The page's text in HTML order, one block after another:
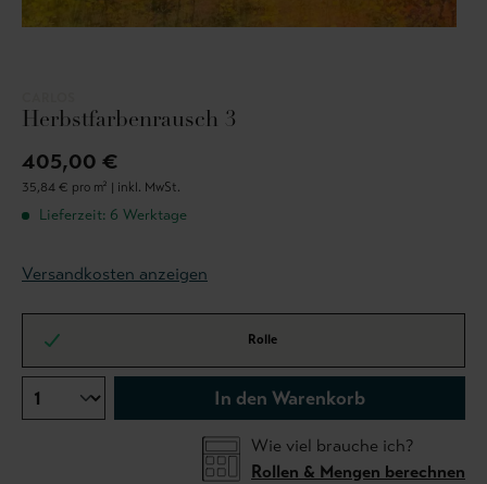
Herbstfarbenrausch 3
405,00 €
35,84 € pro m² | inkl. MwSt.
Lieferzeit: 6 Werktage
Versandkosten anzeigen
Rolle
In den Warenkorb
Wie viel brauche ich?
Rollen & Mengen berechnen